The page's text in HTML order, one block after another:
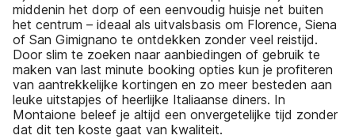
middenin het dorp of een eenvoudig huisje net buiten
het centrum – ideaal als uitvalsbasis om Florence, Siena
of San Gimignano te ontdekken zonder veel reistijd.
Door slim te zoeken naar aanbiedingen of gebruik te
maken van last minute booking opties kun je profiteren
van aantrekkelijke kortingen en zo meer besteden aan
leuke uitstapjes of heerlijke Italiaanse diners. In
Montaione beleef je altijd een onvergetelijke tijd zonder
dat dit ten koste gaat van kwaliteit.